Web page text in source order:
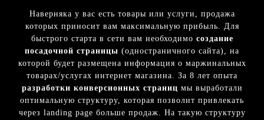
Наверняка у вас есть товары или услуги, продажа
которых приносит вам максимальную прибыль. Для
быстрого старта в сети вам необходимо создание
посадочной страницы (одностраничного сайта), на
которой будет размещена информация о маржинальных
товарах/услугах интернет магазина. За 8 лет опыта
разработки конверсионных страниц мы выработали
оптимальную структуру, которая позволит привлекать
через landing page больше продаж. На такую структуру